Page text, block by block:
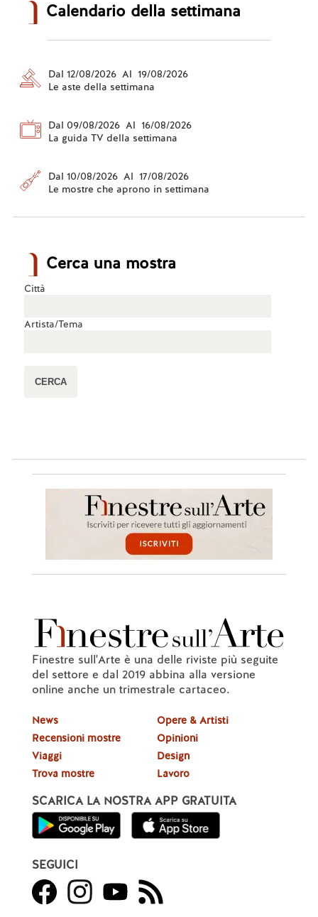
Calendario della settimana
Dal 12/08/2026 Al 19/08/2026
Le aste della settimana
Dal 09/08/2026 Al 16/08/2026
La guida TV della settimana
Dal 10/08/2026 Al 17/08/2026
Le mostre che aprono in settimana
Cerca una mostra
Città
Artista/Tema
Finestre sull'Arte è una delle riviste più seguite
del settore e dal 2019 abbina alla versione
online anche un trimestrale cartaceo.
News
Recensioni mostre
Viaggi
Trova mostre
Opere & Artisti
Opinioni
Design
Lavoro
SCARICA LA NOSTRA APP GRATUITA
SEGUICI